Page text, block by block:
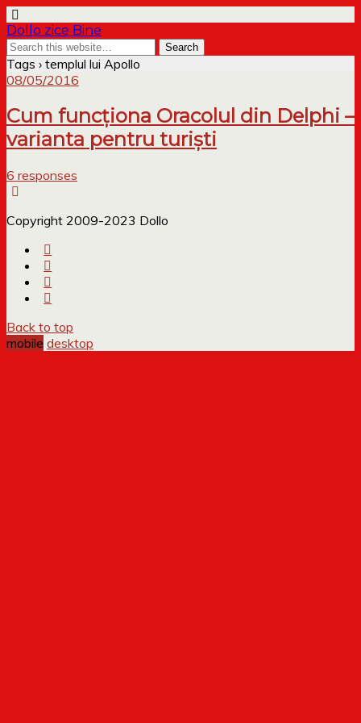
Dollo zice Bine
Tags › templul lui Apollo
08/05/2016
Cum funcționa Oracolul din Delphi –
varianta pentru turiști
6 responses
Copyright 2009-2023 Dollo
Back to top
mobile desktop